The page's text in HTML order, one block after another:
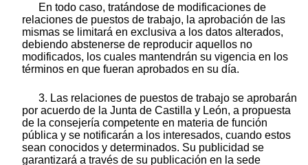
En todo caso, tratándose de modificaciones de
relaciones de puestos de trabajo, la aprobación de las
mismas se limitará en exclusiva a los datos alterados,
debiendo abstenerse de reproducir aquellos no
modificados, los cuales mantendrán su vigencia en los
términos en que fueran aprobados en su día.
3. Las relaciones de puestos de trabajo se aprobarán
por acuerdo de la Junta de Castilla y León, a propuesta
de la consejería competente en materia de función
pública y se notificarán a los interesados, cuando estos
sean conocidos y determinados. Su publicidad se
garantizará a través de su publicación en la sede